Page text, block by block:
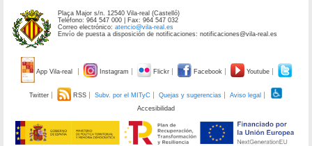
Plaça Major s/n. 12540 Vila-real (Castelló)
Teléfono: 964 547 000 | Fax: 964 547 032
Correo electrónico:atencio@vila-real.es
Envío de puesta a disposición de notificaciones: notificaciones@vila-real.es
App Vila-real Instagram Flickr Facebook Youtube
Twitter RSS Subv. por el MITyC Quejas y sugerencias
Aviso legal
Accesibilidad